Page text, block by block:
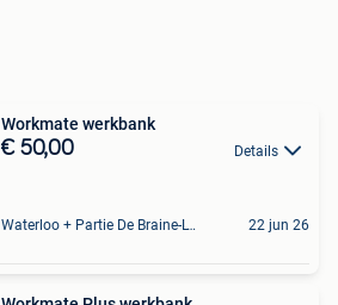
Workmate werkbank
€ 50,00 Details
Waterloo + Partie De Braine-L'Alleud, De Ohain 22 jun 26